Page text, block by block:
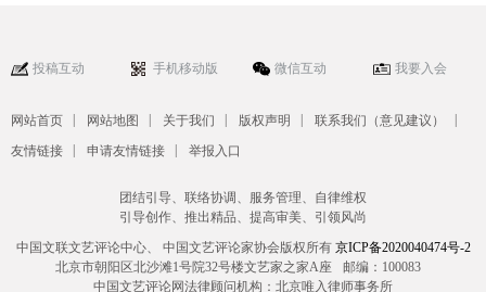
投稿互动 手机移动版 微信互动 我要入会
网站首页 | 网站地图 | 关于我们 | 版权声明 | 联系我们（意见建议） |
友情链接 | 申请友情链接 | 举报入口
团结引导、联络协调、服务管理、自律维权
引导创作、推出精品、提高审美、引领风尚
中国文联文艺评论中心、 中国文艺评论家协会版权所有 京ICP备2020040474号-2
北京市朝阳区北沙滩1号院32号楼文艺家之家A座
邮编：100083
中国文艺评论网法律顾问机构：北京唯入律师事务所